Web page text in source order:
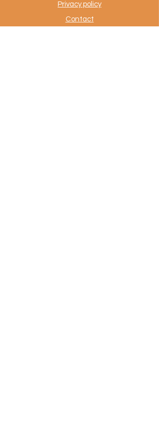
Privacy policy
Contact